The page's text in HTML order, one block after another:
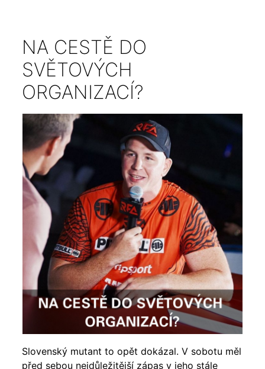
NA CESTĚ DO
SVĚTOVÝCH
ORGANIZACÍ?
Slovenský mutant to opět dokázal. V sobotu měl
před sebou nejdůležitější zápas v jeho stále